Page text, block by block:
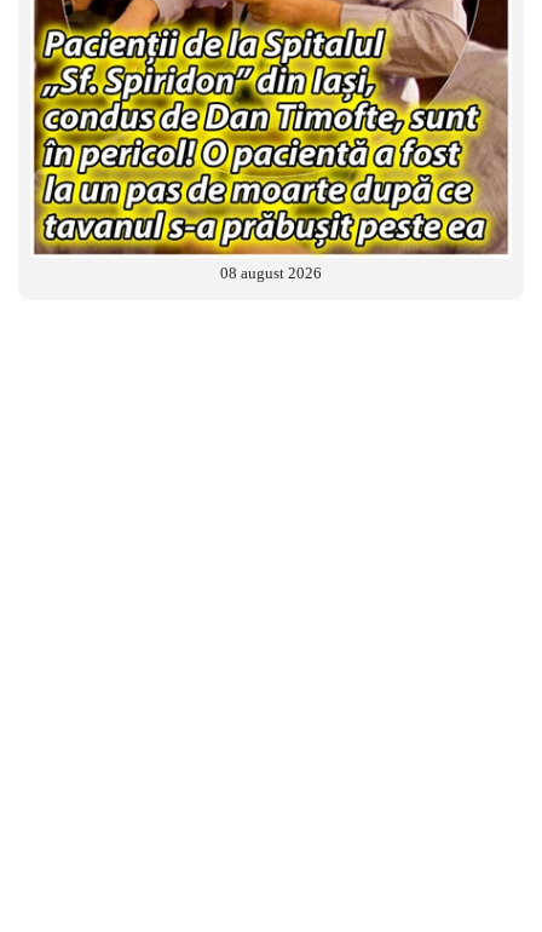
08 august 2026